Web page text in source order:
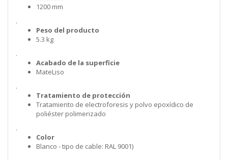
1200 mm
.
Peso del producto
5.3 kg
.
Acabado de la superficie
MateLiso
.
Tratamiento de protección
Tratamiento de electroforesis y polvo epoxídico de
poliéster polimerizado
.
Color
Blanco - tipo de cable: RAL 9001)